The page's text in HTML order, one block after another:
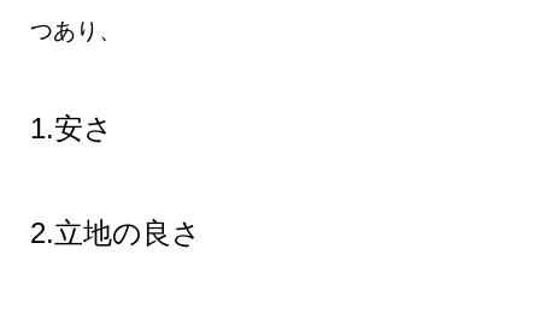
つあり、
1.安さ
2.立地の良さ